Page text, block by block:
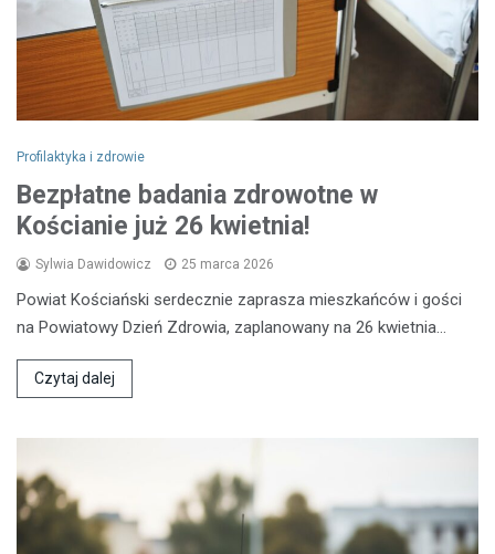
Profilaktyka i zdrowie
Bezpłatne badania zdrowotne w
Kościanie już 26 kwietnia!
Sylwia Dawidowicz 25 marca 2026
Powiat Kościański serdecznie zaprasza mieszkańców i gości
na Powiatowy Dzień Zdrowia, zaplanowany na 26 kwietnia…
Czytaj dalej